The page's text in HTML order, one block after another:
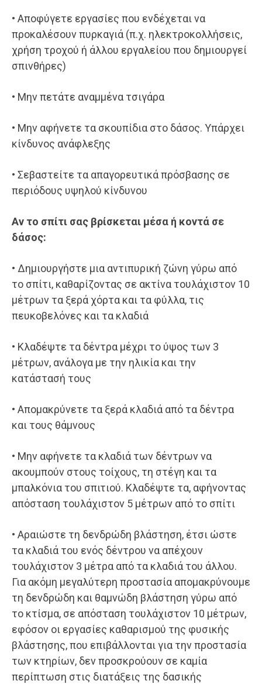
• Αποφύγετε εργασίες που ενδέχεται να
προκαλέσουν πυρκαγιά (π.χ. ηλεκτροκολλήσεις,
χρήση τροχού ή άλλου εργαλείου που δημιουργεί
σπινθήρες)
• Μην πετάτε αναμμένα τσιγάρα
• Μην αφήνετε τα σκουπίδια στο δάσος. Υπάρχει
κίνδυνος ανάφλεξης
• Σεβαστείτε τα απαγορευτικά πρόσβασης σε
περιόδους υψηλού κίνδυνου
Αν το σπίτι σας βρίσκεται μέσα ή κοντά σε
δάσος:
• Δημιουργήστε μια αντιπυρική ζώνη γύρω από
το σπίτι, καθαρίζοντας σε ακτίνα τουλάχιστον 10
μέτρων τα ξερά χόρτα και τα φύλλα, τις
πευκοβελόνες και τα κλαδιά
• Κλαδέψτε τα δέντρα μέχρι το ύψος των 3
μέτρων, ανάλογα με την ηλικία και την
κατάστασή τους
• Απομακρύνετε τα ξερά κλαδιά από τα δέντρα
και τους θάμνους
• Μην αφήνετε τα κλαδιά των δέντρων να
ακουμπούν στους τοίχους, τη στέγη και τα
μπαλκόνια του σπιτιού. Κλαδέψτε τα, αφήνοντας
απόσταση τουλάχιστον 5 μέτρων από το σπίτι
• Αραιώστε τη δενδρώδη βλάστηση, έτσι ώστε
τα κλαδιά του ενός δέντρου να απέχουν
τουλάχιστον 3 μέτρα από τα κλαδιά του άλλου.
Για ακόμη μεγαλύτερη προστασία απομακρύνουμε
τη δενδρώδη και θαμνώδη βλάστηση γύρω από
το κτίσμα, σε απόσταση τουλάχιστον 10 μέτρων,
εφόσον οι εργασίες καθαρισμού της φυσικής
βλάστησης, που επιβάλλονται για την προστασία
των κτηρίων, δεν προσκρούουν σε καμία
περίπτωση στις διατάξεις της δασικής